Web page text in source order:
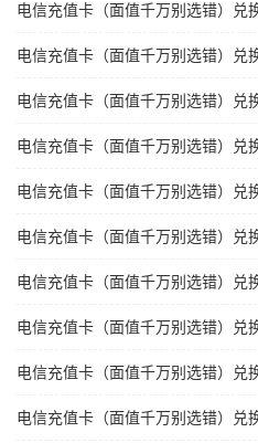
电信充值卡（面值千万别选错）兑
电信充值卡（面值千万别选错）兑
电信充值卡（面值千万别选错）兑
电信充值卡（面值千万别选错）兑
电信充值卡（面值千万别选错）兑
电信充值卡（面值千万别选错）兑
电信充值卡（面值千万别选错）兑
电信充值卡（面值千万别选错）兑
电信充值卡（面值千万别选错）兑
电信充值卡（面值千万别选错）兑